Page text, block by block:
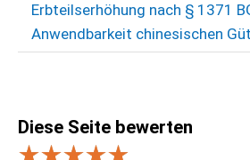
Erbteilserhöhung nach § 1371
Anwendbarkeit chinesischen
Diese Seite bewerten